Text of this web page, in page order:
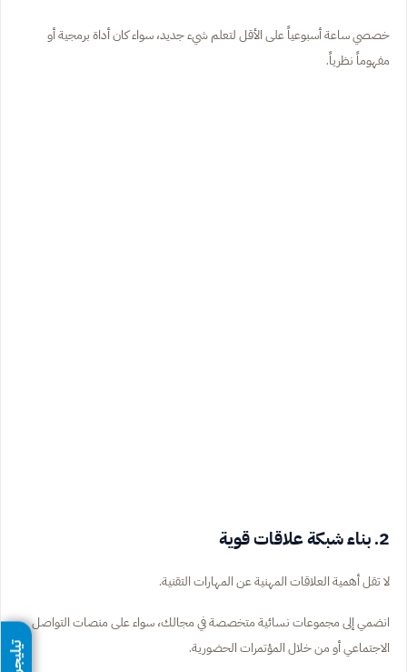
خصصي ساعة أسبوعياً على الأقل لتعلم شيء جديد، سواء كان أداة برمجية أو
مفهوماً نظرياً.
2. بناء شبكة علاقات قوية
لا تقل أهمية العلاقات المهنية عن المهارات التقنية.
انضمي إلى مجموعات نسائية متخصصة في مجالك، سواء على منصات التواصل
الاجتماعي أو من خلال المؤتمرات الحضورية.